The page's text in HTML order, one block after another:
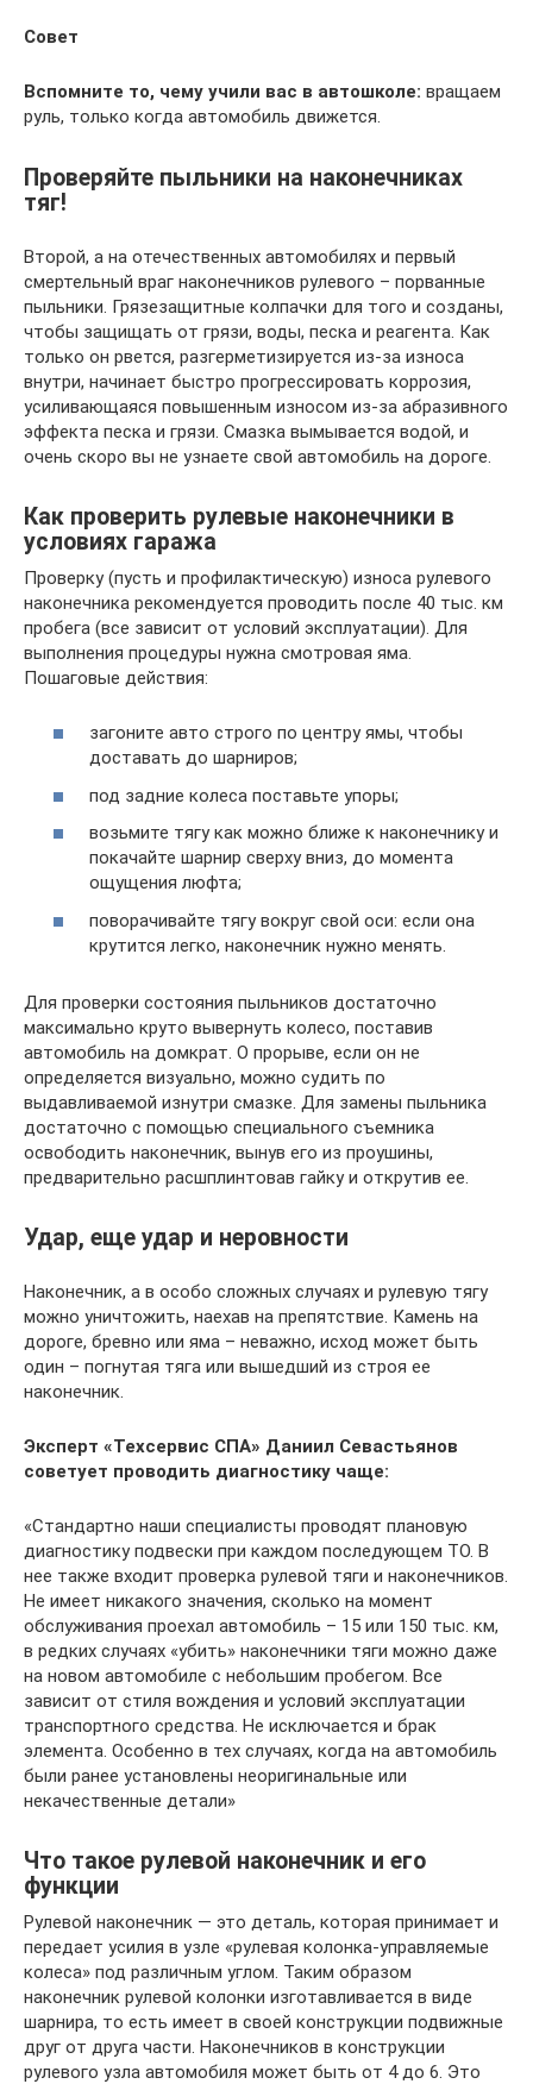
Совет
Вспомните то, чему учили вас в автошколе: вращаем
руль, только когда автомобиль движется.
Проверяйте пыльники на наконечниках
тяг!
Второй, а на отечественных автомобилях и первый
смертельный враг наконечников рулевого – порванные
пыльники. Грязезащитные колпачки для того и созданы,
чтобы защищать от грязи, воды, песка и реагента. Как
только он рвется, разгерметизируется из-за износа
внутри, начинает быстро прогрессировать коррозия,
усиливающаяся повышенным износом из-за абразивного
эффекта песка и грязи. Смазка вымывается водой, и
очень скоро вы не узнаете свой автомобиль на дороге.
Как проверить рулевые наконечники в
условиях гаража
Проверку (пусть и профилактическую) износа рулевого
наконечника рекомендуется проводить после 40 тыс. км
пробега (все зависит от условий эксплуатации). Для
выполнения процедуры нужна смотровая яма.
Пошаговые действия:
загоните авто строго по центру ямы, чтобы
доставать до шарниров;
под задние колеса поставьте упоры;
возьмите тягу как можно ближе к наконечнику и
покачайте шарнир сверху вниз, до момента
ощущения люфта;
поворачивайте тягу вокруг свой оси: если она
крутится легко, наконечник нужно менять.
Для проверки состояния пыльников достаточно
максимально круто вывернуть колесо, поставив
автомобиль на домкрат. О прорыве, если он не
определяется визуально, можно судить по
выдавливаемой изнутри смазке. Для замены пыльника
достаточно с помощью специального съемника
освободить наконечник, вынув его из проушины,
предварительно расшплинтовав гайку и открутив ее.
Удар, еще удар и неровности
Наконечник, а в особо сложных случаях и рулевую тягу
можно уничтожить, наехав на препятствие. Камень на
дороге, бревно или яма – неважно, исход может быть
один – погнутая тяга или вышедший из строя ее
наконечник.
Эксперт «Техсервис СПА» Даниил Севастьянов
советует проводить диагностику чаще:
«Стандартно наши специалисты проводят плановую
диагностику подвески при каждом последующем ТО. В
нее также входит проверка рулевой тяги и наконечников.
Не имеет никакого значения, сколько на момент
обслуживания проехал автомобиль – 15 или 150 тыс. км,
в редких случаях «убить» наконечники тяги можно даже
на новом автомобиле с небольшим пробегом. Все
зависит от стиля вождения и условий эксплуатации
транспортного средства. Не исключается и брак
элемента. Особенно в тех случаях, когда на автомобиль
были ранее установлены неоригинальные или
некачественные детали»
Что такое рулевой наконечник и его
функции
Рулевой наконечник — это деталь, которая принимает и
передает усилия в узле «рулевая колонка-управляемые
колеса» под различным углом. Таким образом
наконечник рулевой колонки изготавливается в виде
шарнира, то есть имеет в своей конструкции подвижные
друг от друга части. Наконечников в конструкции
рулевого узла автомобиля может быть от 4 до 6. Это